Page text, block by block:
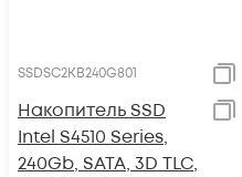
SSDSC2KB240G801
Накопитель SSD
Intel S4510 Series,
240Gb, SATA, 3D TLC,